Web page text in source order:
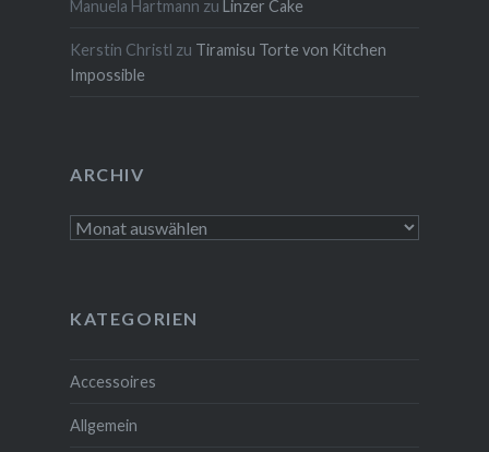
Manuela Hartmann zu Linzer Cake
Kerstin Christl zu Tiramisu Torte von Kitchen
Impossible
ARCHIV
Archiv
KATEGORIEN
Accessoires
Allgemein